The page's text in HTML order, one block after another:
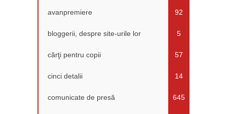
avanpremiere 92
bloggerii, despre site-urile lor 5
cărţi pentru copii 57
cinci detalii 14
comunicate de presă 645